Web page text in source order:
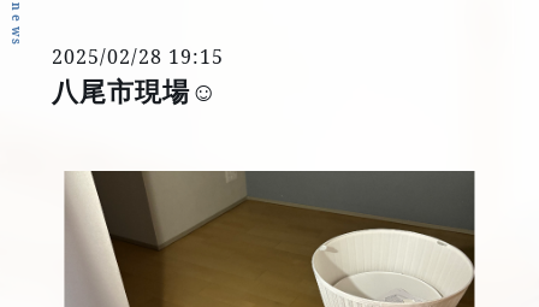
n
e
w
s 2025/02/28 19:15
八尾市現場☺️